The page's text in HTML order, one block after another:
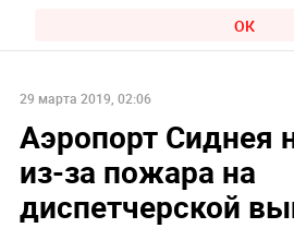
ОК
29 марта 2019, 02:06
Аэропорт Сиднея
из-за пожара на
диспетчерской